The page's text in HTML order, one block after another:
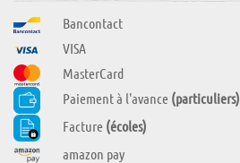
Bancontact
VISA
MasterCard
Paiement à l'avance (particuliers)
Facture (écoles)
amazon pay